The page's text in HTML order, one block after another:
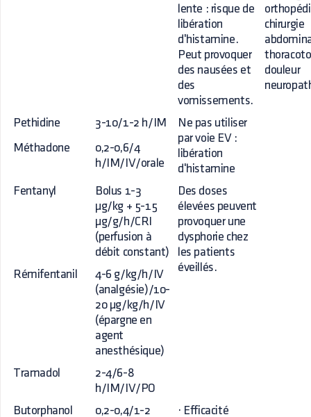
lente : risque de
libération
d'histamine.
Peut provoquer
des nausées et
des
vomissements.
chirurgie
douleur
Pethidine 3-10/1-2 h/IM
Ne pas utiliser
par voie EV :
libération
d'histamine
Méthadone
0,2-0,6/4
h/IM/IV/orale
Fentanyl
Bolus 1-3
µg/kg + 5-15
µg/g/h/CRI
(perfusion à
débit constant)
Des doses
élevées peuvent
provoquer une
dysphorie chez
les patients
éveillés.
Rémifentanil
4-6 g/kg/h/IV
(analgésie)/10-
20 µg/kg/h/IV
(épargne en
agent
anesthésique)
Tramadol
2-4/6-8
h/IM/IV/PO
Butorphanol
0,2-0,4/1-2
· Efficacité